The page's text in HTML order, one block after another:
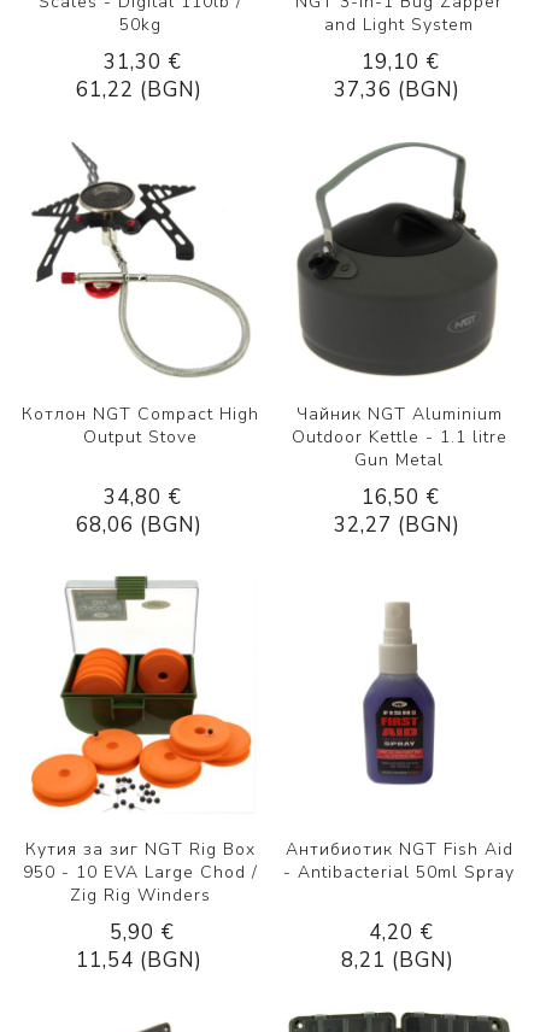
50kg
31,30 €
61,22 (BGN)
and Light System
19,10 €
37,36 (BGN)
Котлон NGT Compact High
Output Stove
34,80 €
68,06 (BGN)
Чайник NGT Aluminium
Outdoor Kettle - 1.1 litre
Gun Metal
16,50 €
32,27 (BGN)
Кутия за зиг NGT Rig Box
950 - 10 EVA Large Chod /
Zig Rig Winders
5,90 €
11,54 (BGN)
Антибиотик NGT Fish Aid
- Antibacterial 50ml Spray
4,20 €
8,21 (BGN)